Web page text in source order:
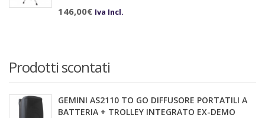
146,00€ Iva Incl.
Prodotti scontati
GEMINI AS2110 TO GO DIFFUSORE PORTATILI A
BATTERIA + TROLLEY INTEGRATO EX-DEMO